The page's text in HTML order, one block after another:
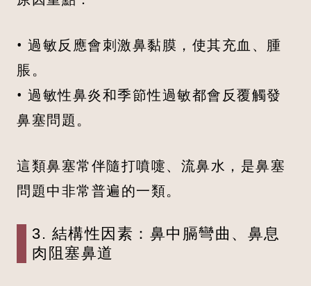
• 過敏反應會刺激鼻黏膜，使其充血、腫
脹。
• 過敏性鼻炎和季節性過敏都會反覆觸發
鼻塞問題。
這類鼻塞常伴隨打噴嚏、流鼻水，是鼻塞
問題中非常普遍的一類。
3. 結構性因素：鼻中膈彎曲、鼻息
肉阻塞鼻道